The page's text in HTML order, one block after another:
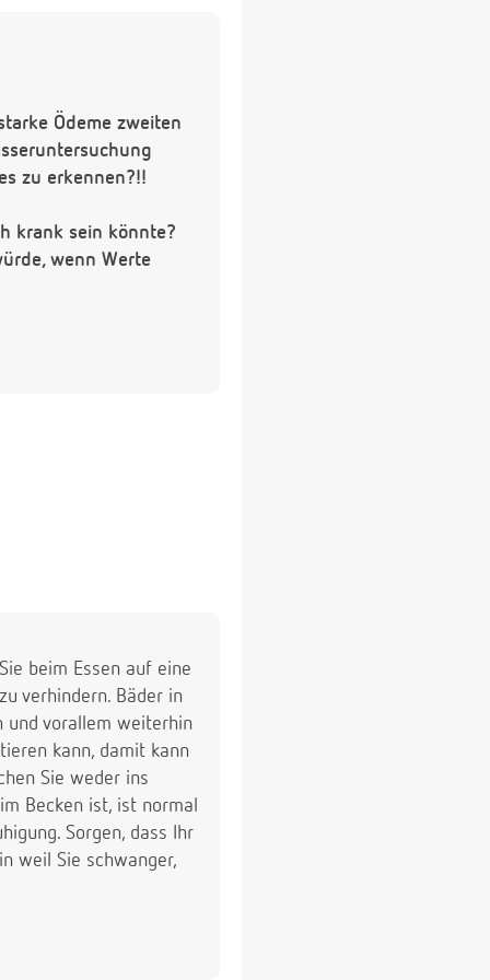
Ödeme zweiten
zu erkennen?!!
krank sein könnte?
wenn Werte
beim Essen auf eine
verhindern. Bäder in
und vorallem weiterhin
kann, damit kann
Sie weder ins
Becken ist, ist normal
Sorgen, dass Ihr
weil Sie schwanger,